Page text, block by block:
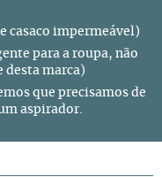
casaco impermeável)
para a roupa, não
desta marca)
que precisamos de
aspirador.